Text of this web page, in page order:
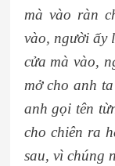
mà vào ràn
vào, người ấy
cửa mà vào,
mở cho anh
anh gọi tên
cho chiên ra
sau, vì chúng